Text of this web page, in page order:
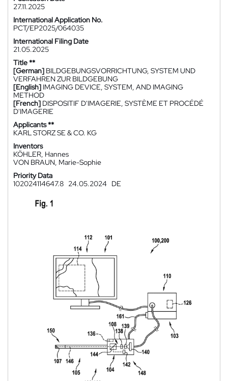
27.11.2025
International Application No.
PCT/EP2025/064035
International Filing Date
21.05.2025
Title **
[German] BILDGEBUNGSVORRICHTUNG, SYSTEM UND
VERFAHREN ZUR BILDGEBUNG
[English] IMAGING DEVICE, SYSTEM, AND IMAGING
METHOD
[French] DISPOSITIF D'IMAGERIE, SYSTÈME ET PROCÉDÉ
D'IMAGERIE
Applicants **
KARL STORZ SE & CO. KG
Inventors
KÖHLER, Hannes
VON BRAUN, Marie-Sophie
Priority Data
102024114647.8 24.05.2024 DE